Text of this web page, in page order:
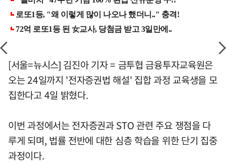
[서울=뉴시스] 김진아 기자 = 금투협 금융투자교육원은
오는 24일까지 '전자증권법 해설' 집합 과정 교육생을 모
집한다고 4일 밝혔다.
이번 과정에서는 전자증권과 STO 관련 주요 쟁점을 다
루게 되며, 법률 전반에 대한 심층 학습을 위한 단기 집중
과정이다.